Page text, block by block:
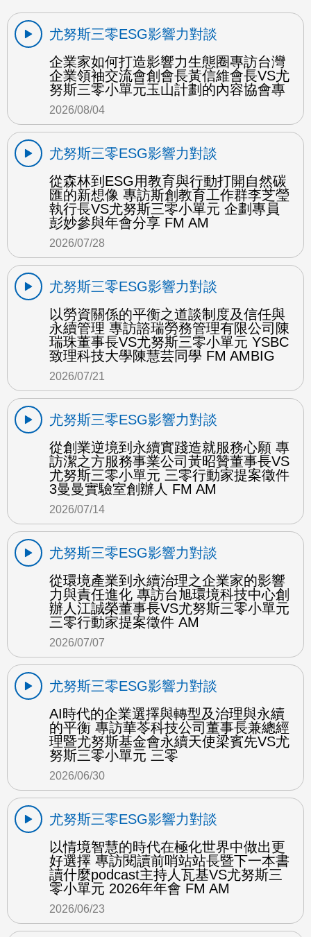
尤努斯三零ESG影響力對談
企業家如何打造影響力生態圈專訪台灣
企業領袖交流會創會長黃信維會長VS尤
努斯三零小單元玉山計劃的內容協會專
2026/08/04
尤努斯三零ESG影響力對談
從森林到ESG用教育與行動打開自然碳
匯的新想像 專訪斯創教育工作群李芝瑩
執行長VS尤努斯三零小單元 企劃專員
彭妙參與年會分享 FM AM
2026/07/28
尤努斯三零ESG影響力對談
以勞資關係的平衡之道談制度及信任與
永續管理 專訪諮瑞勞務管理有限公司陳
瑞珠董事長VS尤努斯三零小單元 YSBC
致理科技大學陳慧芸同學 FM AMBIG
2026/07/21
尤努斯三零ESG影響力對談
從創業逆境到永續實踐造就服務心願 專
訪潔之方服務事業公司黃昭贊董事長VS
尤努斯三零小單元 三零行動家提案徵件
3曼曼實驗室創辦人 FM AM
2026/07/14
尤努斯三零ESG影響力對談
從環境產業到永續治理之企業家的影響
力與責任進化 專訪台旭環境科技中心創
辦人江誠榮董事長VS尤努斯三零小單元
三零行動家提案徵件 AM
2026/07/07
尤努斯三零ESG影響力對談
AI時代的企業選擇與轉型及治理與永續
的平衡 專訪華苓科技公司董事長兼總經
理暨尤努斯基金會永續天使梁賓先VS尤
努斯三零小單元 三零
2026/06/30
尤努斯三零ESG影響力對談
以情境智慧的時代在極化世界中做出更
好選擇 專訪閱讀前哨站站長暨下一本書
讀什麼podcast主持人瓦基VS尤努斯三
零小單元 2026年年會 FM AM
2026/06/23